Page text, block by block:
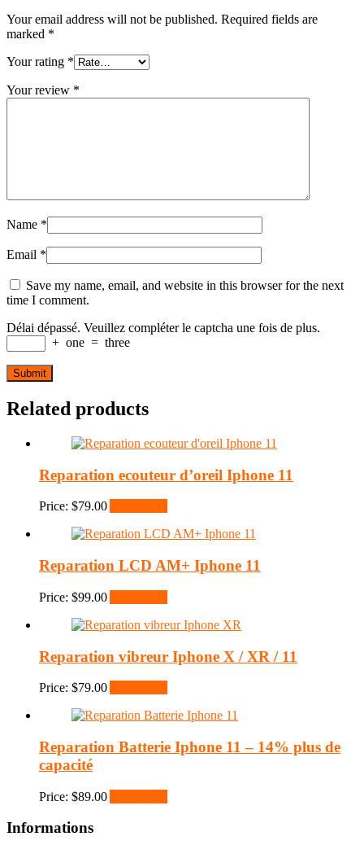
Your email address will not be published. Required fields are
marked *
Your rating *
Your review *
Name *
Email *
Save my name, email, and website in this browser for the next
time I comment.
Délai dépassé. Veuillez compléter le captcha une fois de plus.
+ one = three
Related products
Reparation ecouteur d’oreil Iphone 11
Price: $79.00
Reparation LCD AM+ Iphone 11
Price: $99.00
Reparation vibreur Iphone X / XR / 11
Price: $79.00
Reparation Batterie Iphone 11 – 14% plus de
capacité
Price: $89.00
Informations